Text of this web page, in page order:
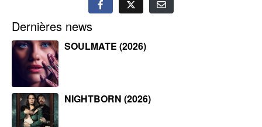
Dernières news
SOULMATE (2026)
NIGHTBORN (2026)